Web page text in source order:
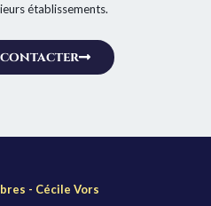
établissements.
contacter
- Cécile Vors